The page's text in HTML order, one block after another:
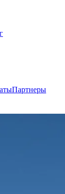
Партнеры